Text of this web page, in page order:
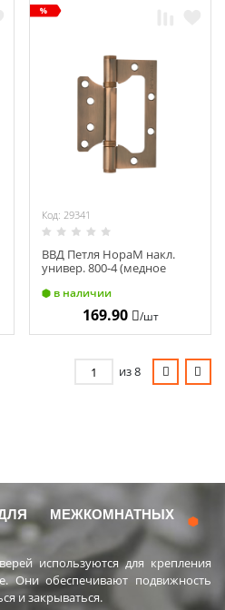
Код: 29341
ВВД Петля НораМ накл.
универ. 800-4 (медное
14652
в наличии
169.90 /шт
из 8
МЕЖКОМНАТНЫХ
используются для крепления
Они обеспечивают подвижность
и закрываться.